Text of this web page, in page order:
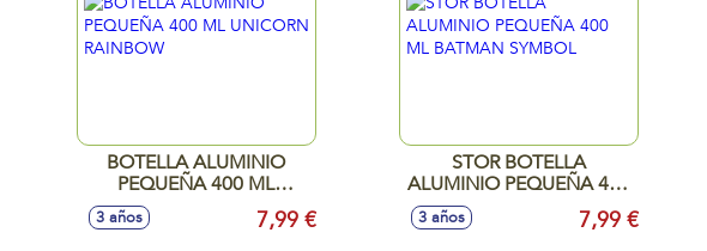
BOTELLA ALUMINIO
PEQUEÑA 400 ML
UNICORN RAINBOW
3 años 7,99 €
STOR BOTELLA
ALUMINIO PEQUEÑA 400
ML BATMAN SYMBOL
3 años 7,99 €